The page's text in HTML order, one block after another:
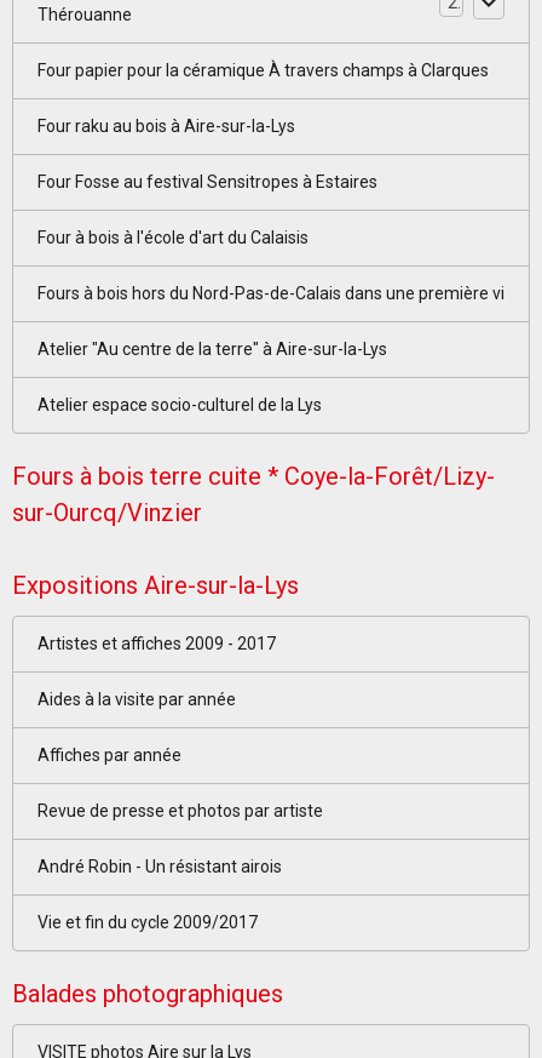
Thérouanne
Four papier pour la céramique À travers champs à Clarques
Four raku au bois à Aire-sur-la-Lys
Four Fosse au festival Sensitropes à Estaires
Four à bois à l'école d'art du Calaisis
Fours à bois hors du Nord-Pas-de-Calais dans une première vi
Atelier "Au centre de la terre" à Aire-sur-la-Lys
Atelier espace socio-culturel de la Lys
Fours à bois terre cuite * Coye-la-Forêt/Lizy-
sur-Ourcq/Vinzier
Expositions Aire-sur-la-Lys
Artistes et affiches 2009 - 2017
Aides à la visite par année
Affiches par année
Revue de presse et photos par artiste
André Robin - Un résistant airois
Vie et fin du cycle 2009/2017
Balades photographiques
VISITE photos Aire sur la Lys